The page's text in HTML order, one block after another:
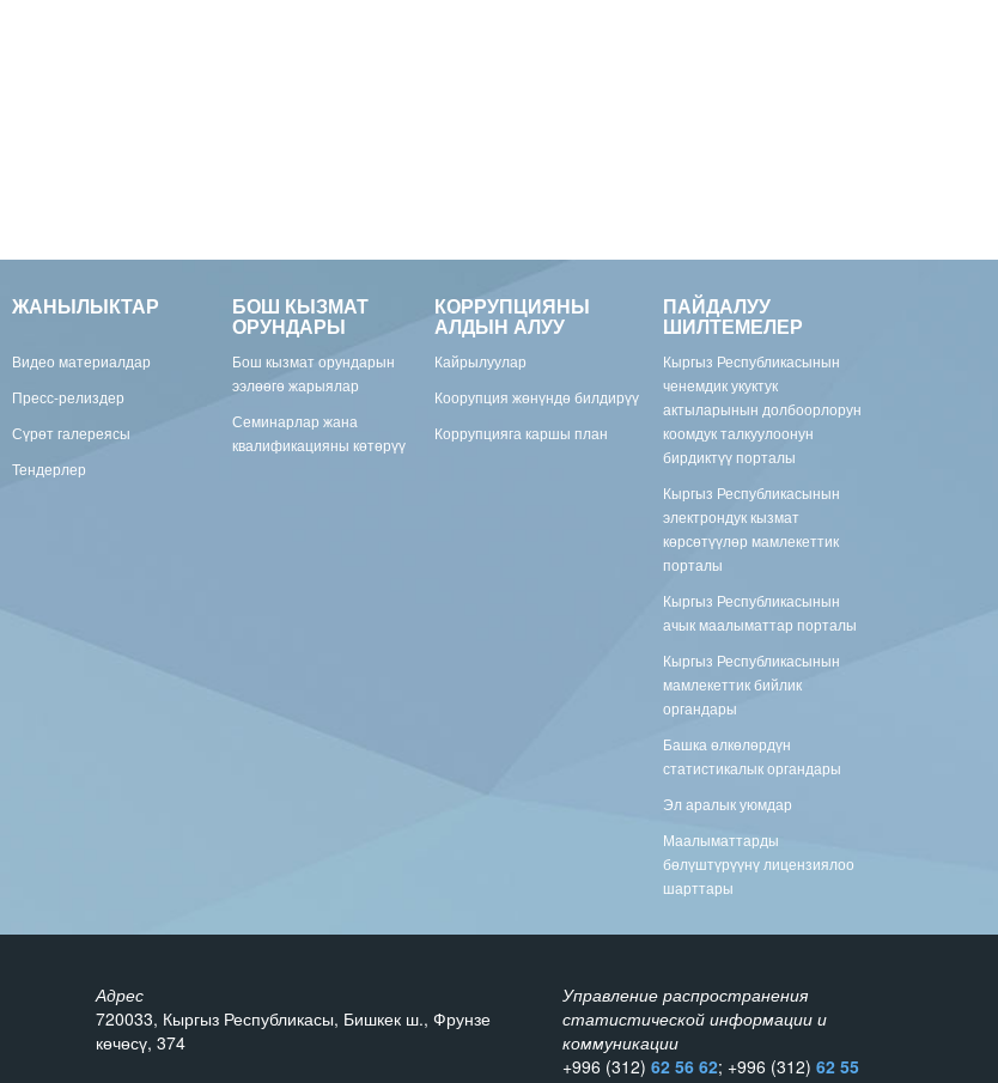
ЖАНЫЛЫКТАР
Видео материалдар
Пресс-релиздер
Сүрөт галереясы
Тендерлер
БОШ КЫЗМАТ
ОРУНДАРЫ
Бош кызмат орундарын
ээлөөгө жарыялар
Семинарлар жана
квалификацияны көтөрүү
КОРРУПЦИЯНЫ
АЛДЫН АЛУУ
Кайрылуулар
Коорупция жөнүндө билдирүү
Коррупцияга каршы план
ПАЙДАЛУУ
ШИЛТЕМЕЛЕР
Кыргыз Республикасынын
ченемдик укуктук
актыларынын долбоорлорун
коомдук талкуулоонун
бирдиктүү порталы
Кыргыз Республикасынын
электрондук кызмат
көрсөтүүлөр мамлекеттик
порталы
Кыргыз Республикасынын
ачык маалыматтар порталы
Кыргыз Республикасынын
мамлекеттик бийлик
органдары
Башка өлкөлөрдүн
статистикалык органдары
Эл аралык уюмдар
Маалыматтарды
бөлүштүрүүнү лицензиялоо
шарттары
Адрес
720033, Кыргыз Республикасы, Бишкек ш., Фрунзе
көчөсү, 374
Управление распространения
статистической информации и
коммуникации
+996 (312) 62 56 62; +996 (312) 62 55